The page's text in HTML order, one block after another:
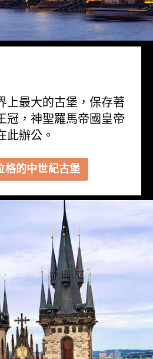
上最大的古堡，保存著
冠，神聖羅馬帝國皇帝
此辦公。
格的中世紀古堡